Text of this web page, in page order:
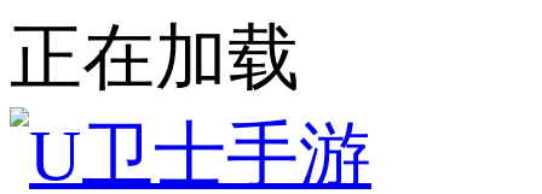
正在加载